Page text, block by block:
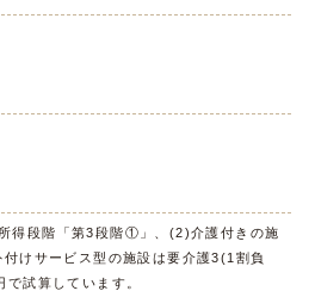
得段階「第3段階①」、(2)介護付きの施
けサービス型の施設は要介護3(1割負
試算しています。